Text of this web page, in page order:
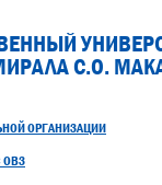
С.О.
ОРГАНИЗАЦИИ
ОВЗ